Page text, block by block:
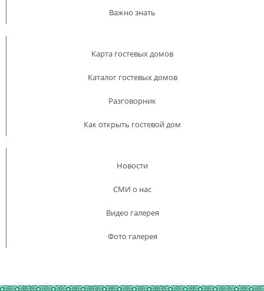
Важно знать
Карта гостевых домов
Каталог гостевых домов
Разговорник
Как открыть гостевой дом
Новости
СМИ о нас
Видео галерея
Фото галерея